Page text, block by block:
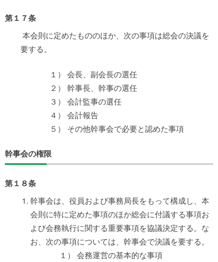
第１７条
本会則に定めたもののほか、次の事項は総会の決議を
要する。
１） 会長、副会長の選任
２） 幹事長、幹事の選任
３） 会計監事の選任
４） 会計報告
５） その他幹事会で必要と認めた事項
幹事会の権限
第１８条
幹事会は、役員および事務局長をもって構成し、本
会則に特に定めた事項のほか総会に付議する事項お
よび会務執行に関する重要事項を協議決定する。な
お、次の事項については、幹事会で決議を要する。
１） 会務運営の基本的な事項